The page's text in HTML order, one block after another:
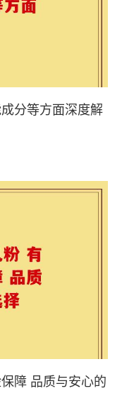
分等方面深度解
障 品质与安心的